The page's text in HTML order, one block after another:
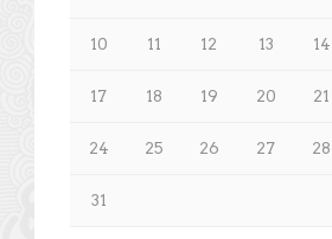
10 11 12 13 14
17 18 19 20 21
24 25 26 27 28
31